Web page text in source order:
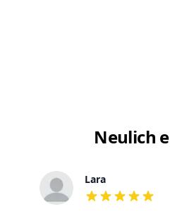
Neulich
Lara
out of 5 stars